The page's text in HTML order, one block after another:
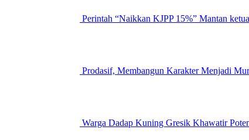
Perintah “Naikkan KJPP 15%” Mantan
Prodasif, Membangun Karakter Menjadi
Warga Dadap Kuning Gresik Khawatir